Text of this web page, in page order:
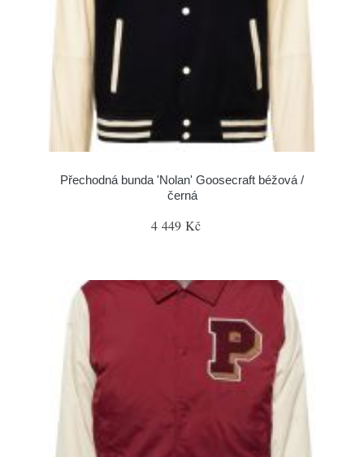
Přechodná bunda 'Nolan' Goosecraft béžová /
černá
4 449 Kč